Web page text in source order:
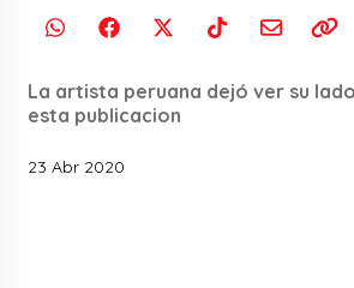
La artista peruana dejó ver su
esta publicacion
23 Abr 2020